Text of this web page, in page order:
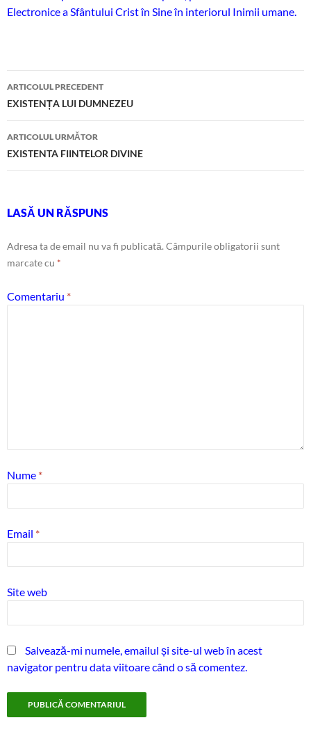
Electronice a Sfântului Crist în Sine în interiorul Inimii umane.
Navigare
în
articole
ARTICOLUL PRECEDENT
EXISTENȚA LUI DUMNEZEU
ARTICOLUL URMĂTOR
EXISTENTA FIINTELOR DIVINE
LASĂ UN RĂSPUNS
Adresa ta de email nu va fi publicată. Câmpurile obligatorii sunt
marcate cu *
Comentariu *
Nume *
Email *
Site web
Salvează-mi numele, emailul și site-ul web în acest
navigator pentru data viitoare când o să comentez.